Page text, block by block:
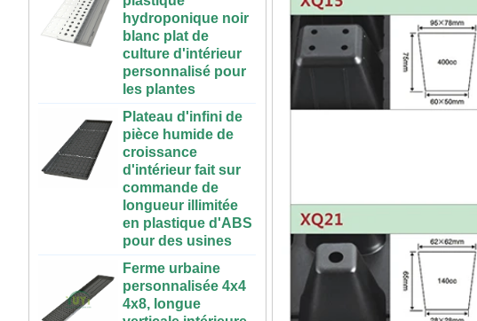
blanc plat de
culture d'intérieur
personnalisé pour
les plantes
Plateau d'infini de
pièce humide de
croissance
d'intérieur fait sur
commande de
longueur illimitée
en plastique d'ABS
pour des usines
Ferme urbaine
personnalisée 4x4
4x8, longue
verticale intérieure,
équipement